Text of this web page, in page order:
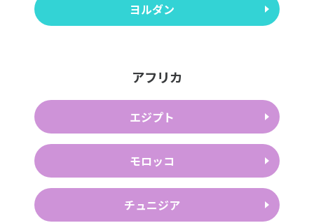
ヨルダン
アフリカ
エジプト
モロッコ
チュニジア